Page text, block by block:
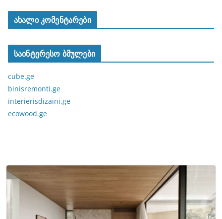
ახალი კომენტარები
საინტერესო ბმულები
cube.ge
binisremonti.ge
interierisdizaini.ge
ecowood.ge